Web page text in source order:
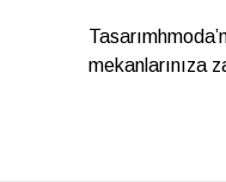
mekanlarınıza